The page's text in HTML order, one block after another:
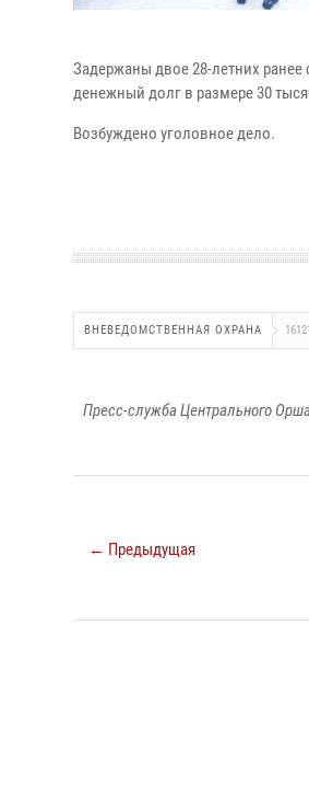
Задержаны двое 28-летних
денежный долг в размере 30
Возбуждено уголовное дело.
ВНЕВЕДОМСТВЕННАЯ ОХРАНА
Пресс-служба Центрального
← Предыдущая